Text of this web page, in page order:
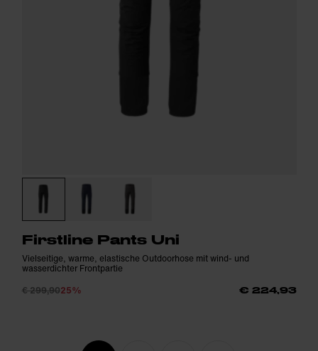
Firstline Pants Uni
Vielseitige, warme, elastische Outdoorhose mit wind- und
wasserdichter Frontpartie
€ 299,9025% € 224,93